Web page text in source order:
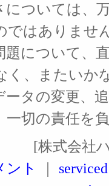
については、
ではありませ
題について、
く、またいか
ータの変更、
一切の責任を
[株式会社
ント